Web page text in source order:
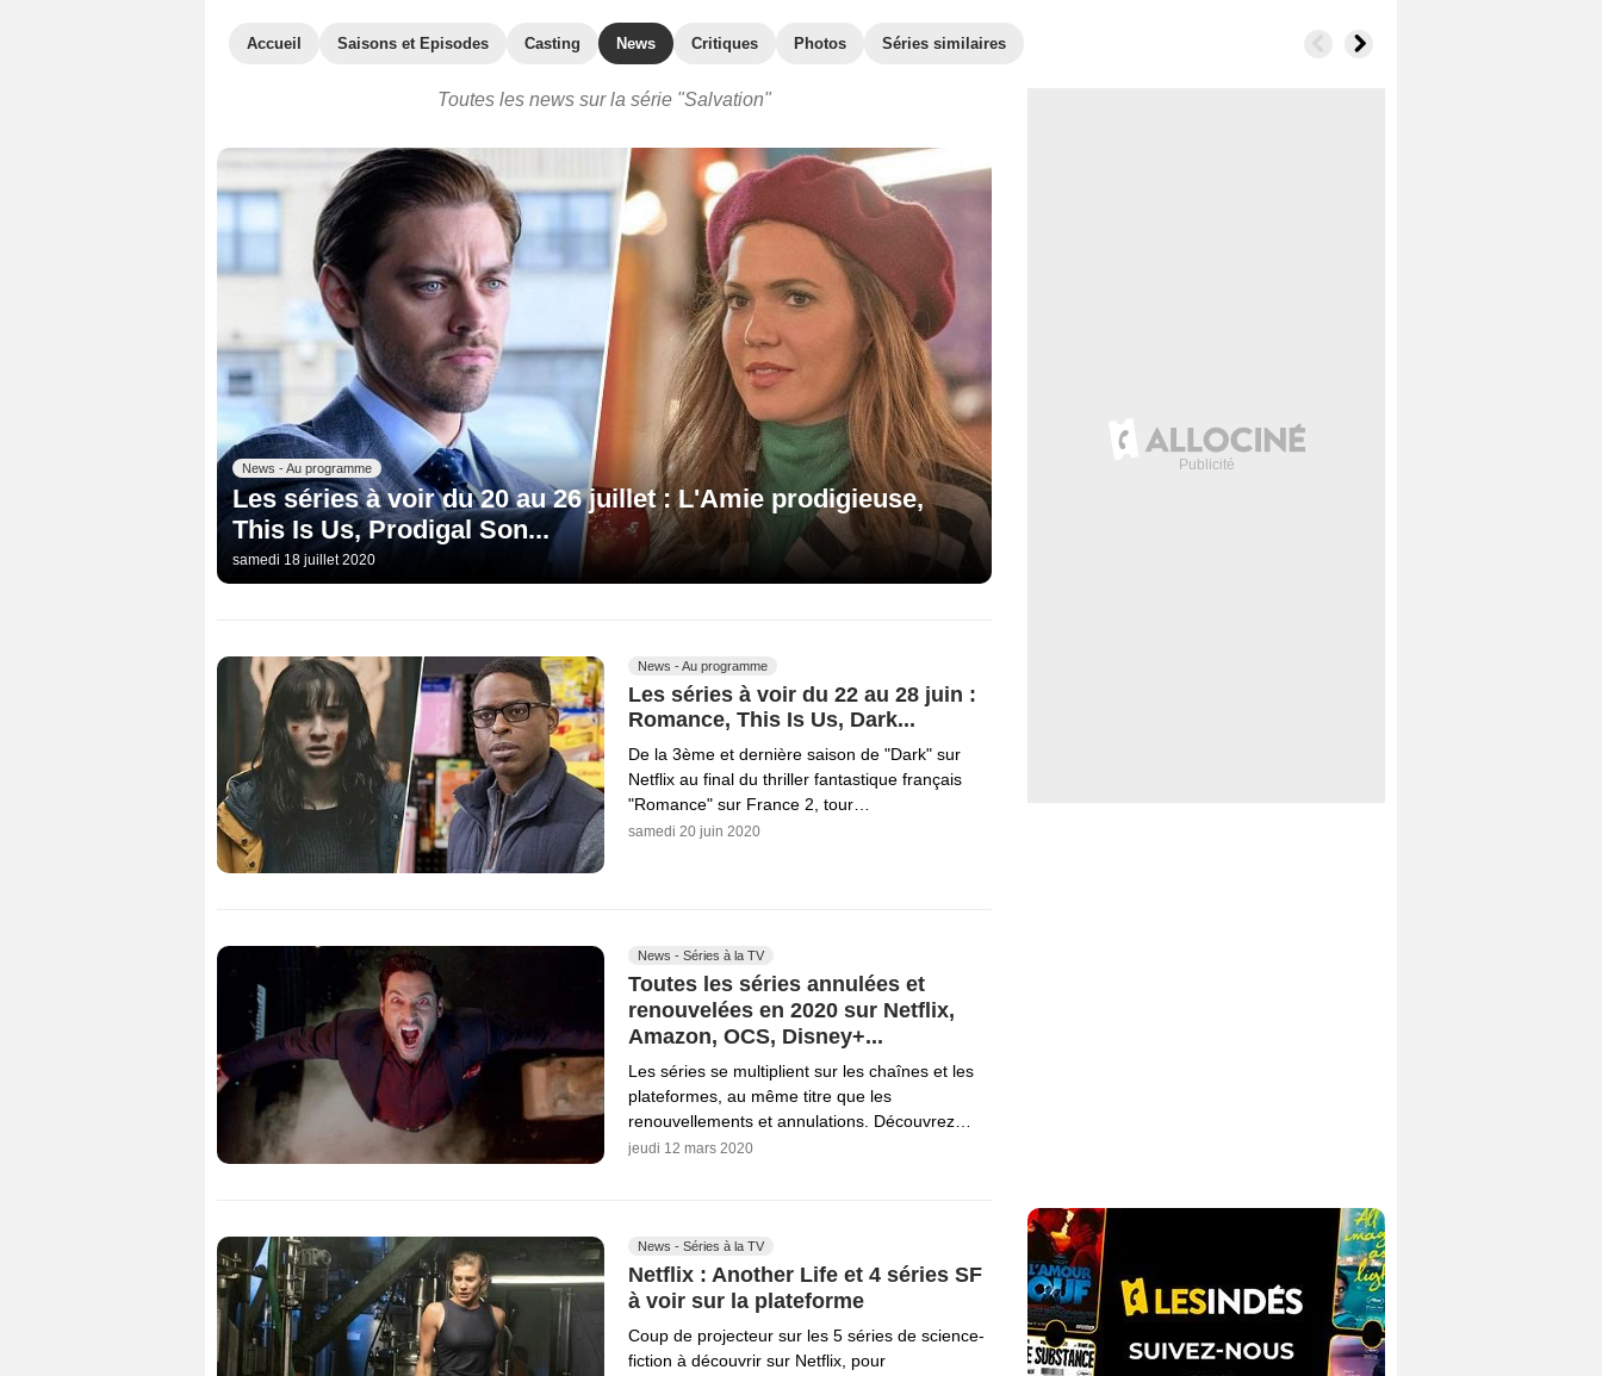
Accueil Saisons et Episodes Casting News Critiques Photos Séries similaires
Toutes les news sur la série "Salvation"
News - Au programme
Les séries à voir du 20 au 26 juillet : L'Amie prodigieuse,
This Is Us, Prodigal Son...
samedi 18 juillet 2020
News - Au programme
Les séries à voir du 22 au 28 juin :
Romance, This Is Us, Dark...
De la 3ème et dernière saison de "Dark" sur
Netflix au final du thriller fantastique français
"Romance" sur France 2, tour…
samedi 20 juin 2020
News - Séries à la TV
Toutes les séries annulées et
renouvelées en 2020 sur Netflix,
Amazon, OCS, Disney+...
Les séries se multiplient sur les chaînes et les
plateformes, au même titre que les
renouvellements et annulations. Découvrez…
jeudi 12 mars 2020
News - Séries à la TV
Netflix : Another Life et 4 séries SF
à voir sur la plateforme
Coup de projecteur sur les 5 séries de science-
fiction à découvrir sur Netflix, pour